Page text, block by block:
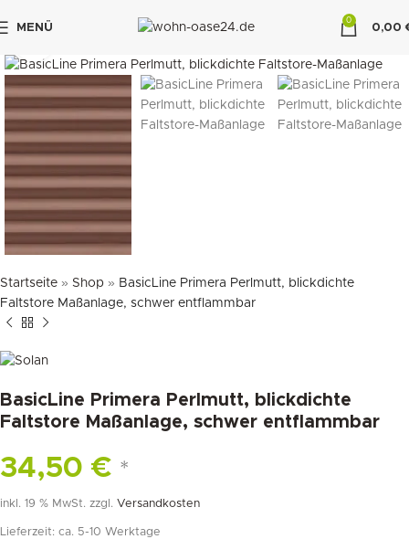
MENÜ
0
0,00
Startseite » Shop » BasicLine Primera Perlmutt, blickdichte
Faltstore Maßanlage, schwer entflammbar
BasicLine Primera Perlmutt, blickdichte
Faltstore Maßanlage, schwer entflammbar
34,50 € *
inkl. 19 % MwSt. zzgl. Versandkosten
Lieferzeit: ca. 5-10 Werktage